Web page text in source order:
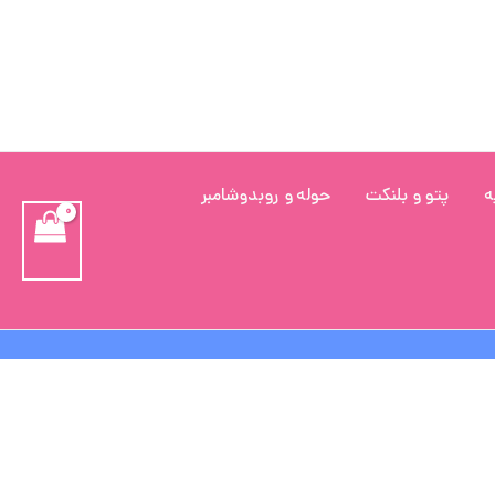
پتو و بلنکت حوله و روبدوشامبر